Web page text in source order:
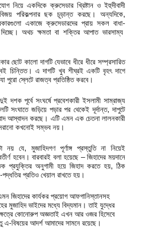
নিয়ে একদিকে ক্রুসেডার খ্রিষ্টান ও ইহুদীবাদী
পরিকল্পনার ছক চূড়ান্ত করছে। অন্যদিকে,
একাজে ক্রুসেডারদের প্রায় সকল বাধা-
অথচ ক্ষমতা বা শক্তির আপাত ভারসাম্য
ছোট কালো দাগটি যেভাবে ধীরে ধীরে সম্প্রসারিত
চিন্তিত। এ দাগটি খুব শীঘ্রই একটি বৃহৎ দাগে
পুরো স্লেটে রাজত্ব প্রতিষ্ঠিত করবে।
দশক পূর্বে সংঘর্ষে প্রবেশকারী ইসলামী সাম্রাজ্য
সংঘাতে জড়িয়ে পড়ার পর থেকেই দূর্দান্ত, দাপুটে
আস্বাদন করছে। এটি এমন এক চেতনা লালনকারী
কখনোই সম্ভব নয়।
যে, মুজাহিদগণ পূর্ণাঙ্গ প্রস্তুতি না নিয়েই
হবেন। বারবারই বলা হয়েছে – জিহাদের ময়দানে
প্রযুক্তির অনুগামী হয়ে জিহাদ করতে হয়, ঠিক
পদ্ধতির প্রতিও খেয়াল রাখতে হয়।
জিহাদের কার্যকর প্রয়োগ আফগানিস্তানসহ
মুজাহিদ ভাইদের মধ্যে বিদ্যমান। তাই যুদ্ধের
কোনোরুপ অজ্ঞতাই এখন আর ওজর হিসেবে
বিষয়ের আদর্শ আমাদের সামনে রয়েছে।